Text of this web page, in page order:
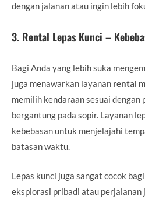
dengan jalanan atau ingin lebih
3. Rental Lepas Kunci –
Bagi Anda yang lebih suka
juga menawarkan layanan rental
memilih kendaraan sesuai dengan
bergantung pada sopir. Layanan
kebebasan untuk menjelajahi
batasan waktu.
Lepas kunci juga sangat cocok
eksplorasi pribadi atau perjalanan